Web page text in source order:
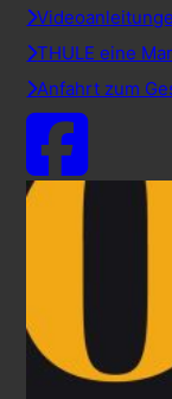
THULE eine
Anfahrt zum